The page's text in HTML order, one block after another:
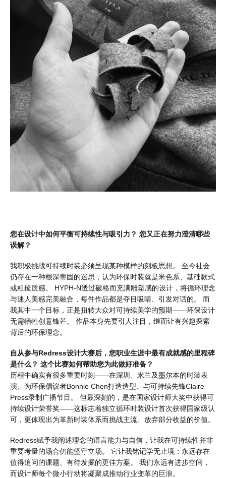
您在设计中如何平衡可持续性与吸引力？ 您又正在努力澄清哪些
误解？
我积极挑战可持续时装必须呈现某种模样的刻板思想。 至今社会
仍存在一种根深蒂固的迷思，认为环保时装就是米色系、基础款式
或粗糙质感。 HYPH-N透过破格而充满雕塑感的设计，将循环理念
与迷人美感完美融合，每件作品都是夺目吸睛、引发对话的。 而
我其中一个目标，正是扭转大众对可持续美学的预期——环保设计
无需牺牲创意锋芒。 作品本身先要引人注目，继而让有兴趣探索
背后的环保理念。
自从参与Redress设计大赛后，您职业生涯中最有成就感的里程碑
是什么？ 这个比赛如何帮助您为此做好准备？
历程中确实有很多重要时刻——在深圳、米兰及墨尔本的时装表
演、为环保倡议者Bonnie Chen打造造型、与可持续先锋Claire
Press录制广播节目。 但最深刻的，是在国家设计师大奖中获得可
持续设计荣誉奖——这标志着独立循环时装设计首次获得国家级认
可，更体现出为革新时装体系而挑战主流、放弃部分收益的价值。
Redress赋予我阐述理念的语言能力与自信，让我在可持续性并非
重要考量的场合仍能坚守立场。 它让我铭记学无止境：永远存在
值得追问的课题、有待发掘的更佳方案。 我们永远有进步空间，
而设计师每个微小行动将凝聚成推动行业变革的巨浪。